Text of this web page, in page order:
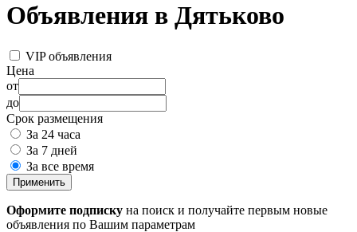
Объявления в Дятьково
VIP объявления
Цена
от
до
Срок размещения
За 24 часа
За 7 дней
За все время
Применить
Оформите подписку на поиск и получайте первым новые
объявления по Вашим параметрам